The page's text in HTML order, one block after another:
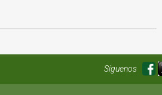
Síguenos